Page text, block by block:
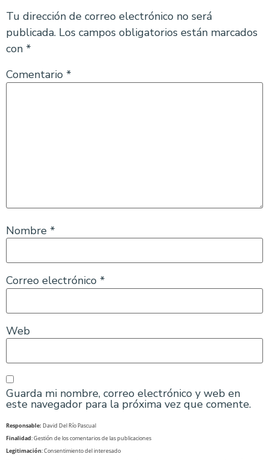
Tu dirección de correo electrónico no será
publicada. Los campos obligatorios están marcados
con *
Comentario *
Nombre *
Correo electrónico *
Web
Guarda mi nombre, correo electrónico y web en
este navegador para la próxima vez que comente.
Responsable: David Del Río Pascual
Finalidad: Gestión de los comentarios de las publicaciones
Legitimación: Consentimiento del interesado